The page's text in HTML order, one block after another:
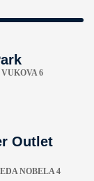
6
Outlet
NOBELA 4